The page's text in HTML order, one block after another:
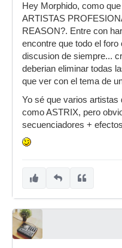
Hey Morphido, como
ARTISTAS
REASON?. Entre con
encontre que todo el
discusion de siempre...
deberian eliminar todas
que ver con el tema de
Yo sé que varios
como ASTRIX, pero
secuenciadores +